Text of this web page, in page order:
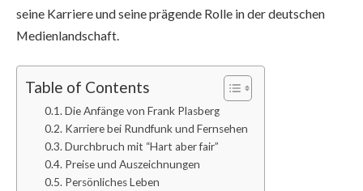
seine Karriere und seine prägende Rolle in der deutschen
Medienlandschaft.
Table of Contents
Die Anfänge von Frank Plasberg
Karriere bei Rundfunk und Fernsehen
Durchbruch mit “Hart aber fair”
Preise und Auszeichnungen
Persönliches Leben